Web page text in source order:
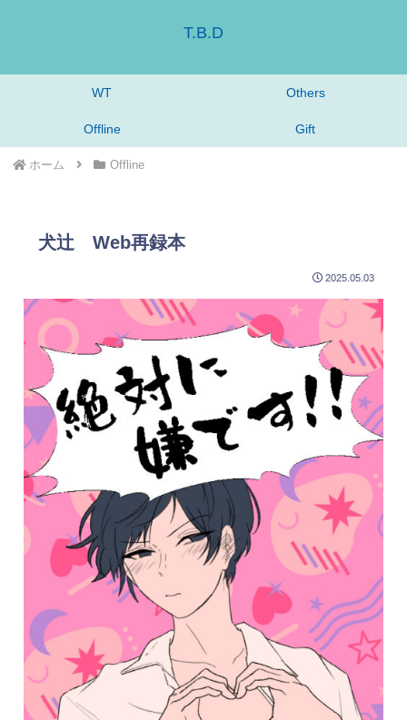
T.B.D
WT Others
Offline Gift
ホーム Offline
犬辻 Web再録本
2025.05.03